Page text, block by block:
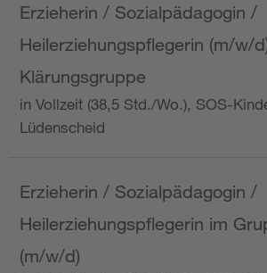
Erzieherin / Sozialpädagogin /
Heilerziehungspflegerin (m/w/
Klärungsgruppe
in Vollzeit (38,5 Std./Wo.), SOS-
Lüdenscheid
Erzieherin / Sozialpädagogin /
Heilerziehungspflegerin im
(m/w/d)